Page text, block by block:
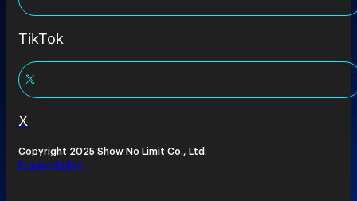
TikTok
X
Copyright 2025 Show No Limit Co., Ltd.
Privacy Policy